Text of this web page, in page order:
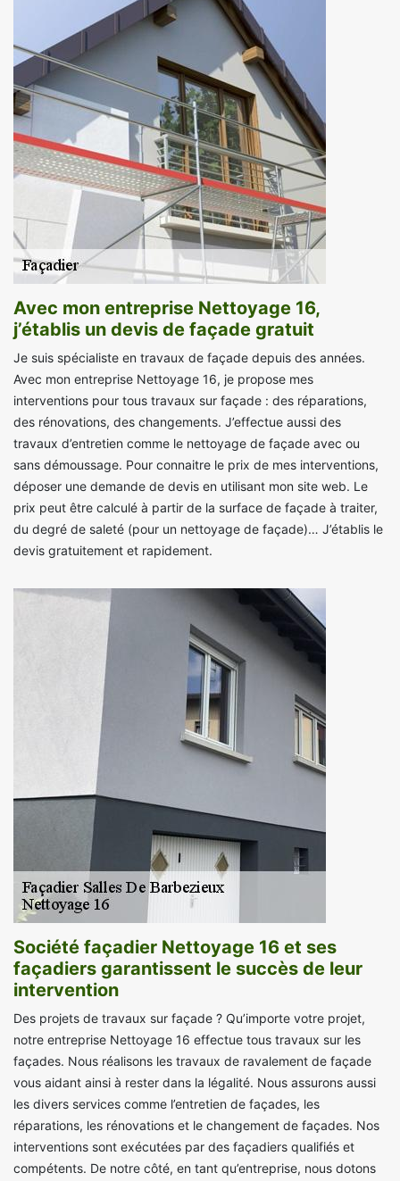
Avec mon entreprise Nettoyage 16,
j’établis un devis de façade gratuit
Je suis spécialiste en travaux de façade depuis des années.
Avec mon entreprise Nettoyage 16, je propose mes
interventions pour tous travaux sur façade : des réparations,
des rénovations, des changements. J’effectue aussi des
travaux d’entretien comme le nettoyage de façade avec ou
sans démoussage. Pour connaitre le prix de mes interventions,
déposer une demande de devis en utilisant mon site web. Le
prix peut être calculé à partir de la surface de façade à traiter,
du degré de saleté (pour un nettoyage de façade)… J’établis le
devis gratuitement et rapidement.
Société façadier Nettoyage 16 et ses
façadiers garantissent le succès de leur
intervention
Des projets de travaux sur façade ? Qu’importe votre projet,
notre entreprise Nettoyage 16 effectue tous travaux sur les
façades. Nous réalisons les travaux de ravalement de façade
vous aidant ainsi à rester dans la légalité. Nous assurons aussi
les divers services comme l’entretien de façades, les
réparations, les rénovations et le changement de façades. Nos
interventions sont exécutées par des façadiers qualifiés et
compétents. De notre côté, en tant qu’entreprise, nous dotons